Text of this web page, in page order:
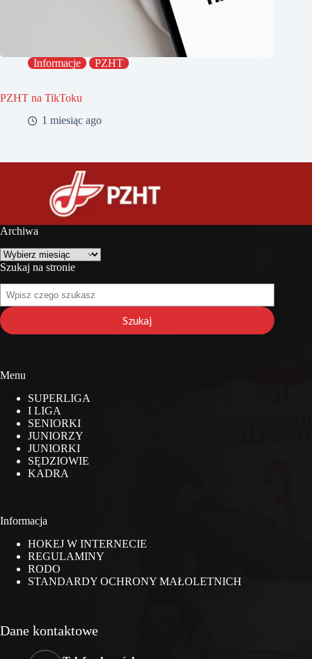
Informacje PZHT
PZHT na TikToku
1 miesiąc ago
Archiwa
Archiwa
Szukaj na stronie
Szukaj
na
stronie
Szukaj
Menu
SUPERLIGA
I LIGA
SENIORKI
JUNIORZY
JUNIORKI
SĘDZIOWIE
KADRA
Informacja
HOKEJ W INTERNECIE
REGULAMINY
RODO
STANDARDY OCHRONY MAŁOLETNICH
Dane kontaktowe